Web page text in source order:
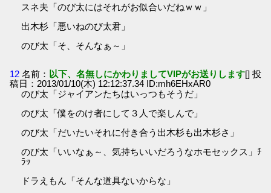
スネ夫「のび太にはそれがお似合いだねｗｗ」
出木杉「悪いねのび太君」
のび太「そ、そんなぁ～」
12 名前： 以下、名無しにかわりましてVIPがお送りします[] 投
稿日：2013/01/10(木) 12:12:37.34 ID:mh6EHxAR0
のび太「ジャイアンたちはいっつもそうだ」
のび太「僕をのけ者にして３人で楽しんで」
のび太「だいたいそれに付き合う出木杉も出木杉さ」
のび太「いいなぁ～、気持ちいいだろうなホモセックス」ﾁ
ﾗｯ
ドラえもん「そんな道具ないからな」